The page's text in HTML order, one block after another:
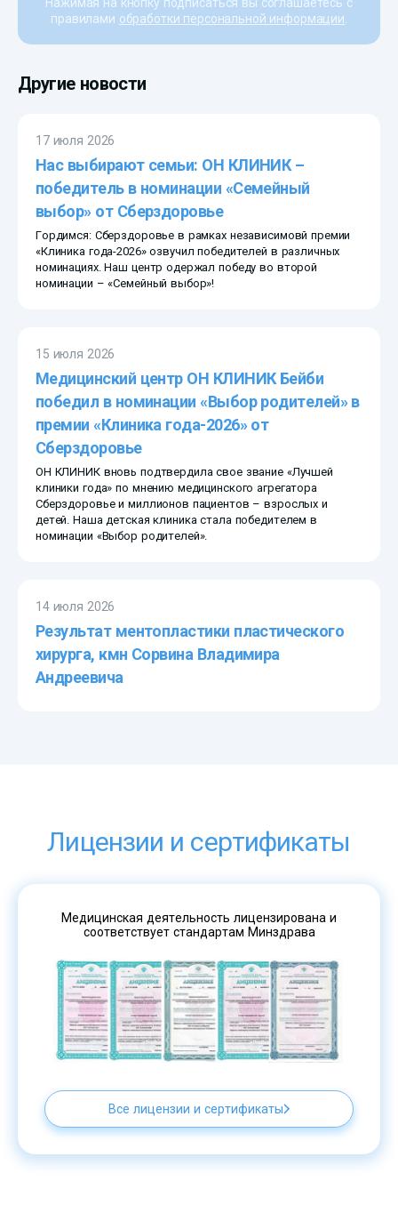
правилами обработки персональной информации
Другие новости
17 июля 2026
Нас выбирают семьи: ОН КЛИНИК –
победитель в номинации «Семейный
выбор» от Сберздоровье
Гордимся: Сберздоровье в рамках независимовй премии
«Клиника года-2026» озвучил победителей в различных
номинациях. Наш центр одержал победу во второй
номинации – «Семейный выбор»!
15 июля 2026
Медицинский центр ОН КЛИНИК Бейби
победил в номинации «Выбор родителей» в
премии «Клиника года-2026» от
Сберздоровье
ОН КЛИНИК вновь подтвердила свое звание «Лучшей
клиники года» по мнению медицинского агрегатора
Сберздоровье и миллионов пациентов – взрослых и
детей. Наша детская клиника стала победителем в
номинации «Выбор родителей».
14 июля 2026
Результат ментопластики пластического
хирурга, кмн Сорвина Владимира
Андреевича
Лицензии и сертификаты
Медицинская деятельность лицензирована и
соответствует стандартам Минздрава
Все лицензии и сертификаты